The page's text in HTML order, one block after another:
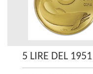
5 LIRE DEL